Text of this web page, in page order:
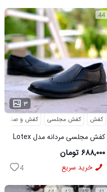
44
۳ ...
کفش کفش مجلسی کفش و صندل
کفش مجلسی مردانه مدل Lotex
کد6330
۶۸۸,۰۰۰ تومان
خرید سریع 4